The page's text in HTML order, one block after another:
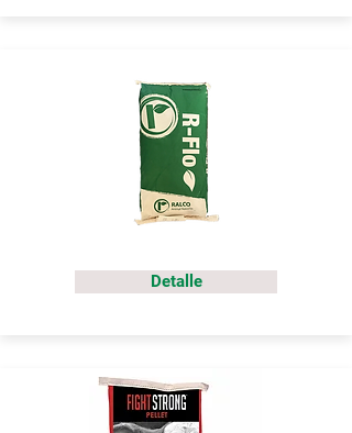
Detalle